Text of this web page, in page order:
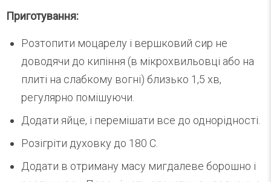
Приготування:
Розтопити моцарелу і вершковий сир не
доводячи до кипіння (в мікрохвильовці або на
плиті на слабкому вогні) близько 1,5 хв,
регулярно помішуючи.
Додати яйце, і перемішати все до однорідності.
Розігріти духовку до 180 С.
Додати в отриману масу мигдалеве борошно і